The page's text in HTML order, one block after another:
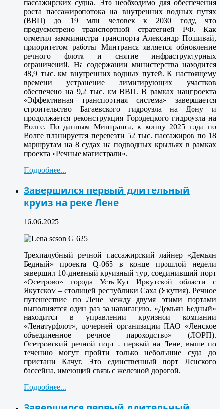
пассажирских судна. Это необходимо для обеспечения
роста пассажиропотока на внутренних водных путях
(ВВП) до 19 млн человек к 2030 году, что
предусмотрено транспортной стратегией РФ. Как
отметил замминистра транспорта Александр Пошивай,
приоритетом работы Минтранса является обновление
речного флота и снятие инфраструктурных
ограничений. На содержании министерства находится
48,9 тыс. км внутренних водных путей. К настоящему
времени устранение лимитирующих участков
обеспечено на 9,2 тыс. км ВВП. В рамках нацпроекта
«Эффективная транспортная система» завершается
строительство Багаевского гидроузла на Дону и
продолжается реконструкция Городецкого гидроузла на
Волге. По данным Минтранса, к концу 2025 года по
Волге планируется перевезти 52 тыс. пассажиров по 18
маршрутам на 8 судах на подводных крыльях в рамках
проекта «Речные магистрали».
Подробнее...
Завершился первый длительный
круиз на реке Лене
16.06.2025
Трехпалубный речной пассажирский лайнер «Демьян
Бедный» проекта Q-065 в конце прошлой недели
завершил 10-дневный круизный тур, соединивший порт
«Осетрово» города Усть-Кут Иркутской области с
Якутском – столицей республики Саха (Якутия). Речное
путешествие по Лене между двумя этими портами
выполняется один раз за навигацию. «Демьян Бедный»
находится в управлении круизной компании
«Ленатурфлот», дочерней организации ПАО «Ленское
объединенное речное пароходство» (ЛОРП).
Осетровский речной порт - первый на Лене, выше по
течению могут пройти только небольшие суда до
пристани Качуг. Это единственный порт Ленского
бассейна, имеющий связь с железной дорогой.
Подробнее...